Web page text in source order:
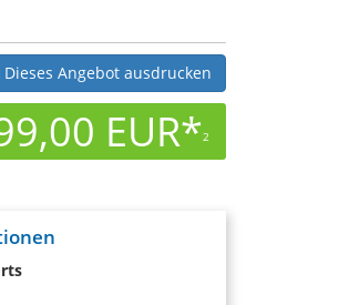
Dieses Angebot ausdrucken
EUR*2